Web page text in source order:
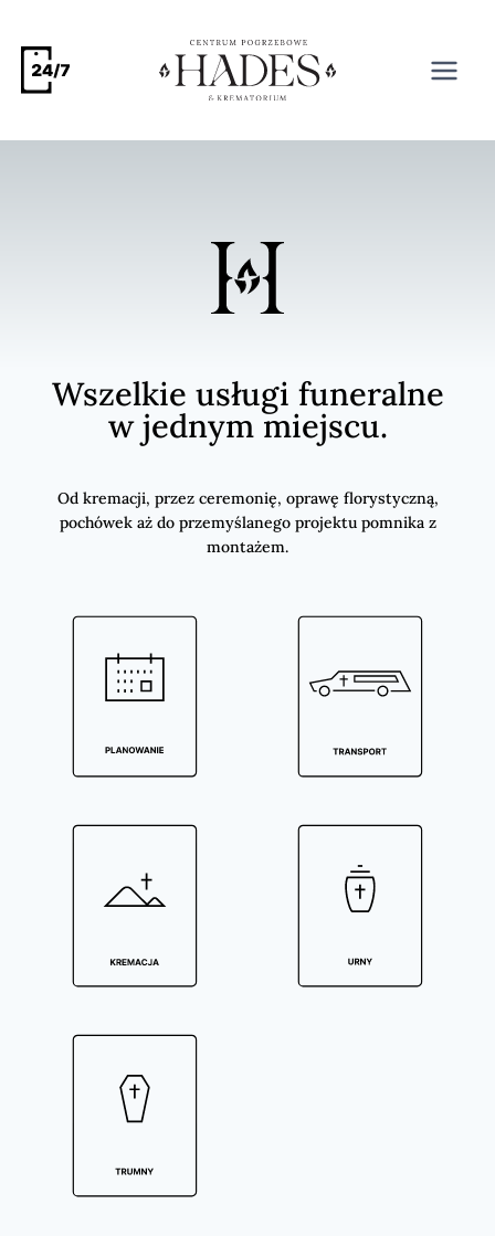
Wszelkie usługi funeralne
w jednym miejscu.
Od kremacji, przez ceremonię, oprawę florystyczną,
pochówek aż do przemyślanego projektu pomnika z
montażem.